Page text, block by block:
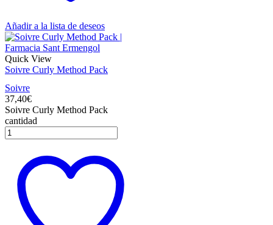
Añadir a la lista de deseos
Quick View
Soivre Curly Method Pack
Soivre
37,40€
Soivre Curly Method Pack
cantidad